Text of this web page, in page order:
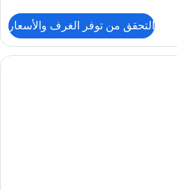
التحقق من توفر الغرف والأسعار
أغطية فراش متميزة وميني بار وخزنة